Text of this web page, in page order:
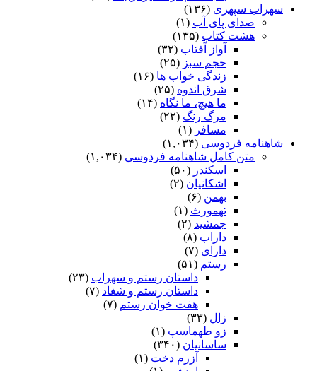
سهراب سپهری (۱۳۶)
صدای پای آب (۱)
هشت کتاب (۱۳۵)
آواز آفتاب (۳۲)
حجم سبز (۲۵)
زندگی خواب ها (۱۶)
شرق اندوه (۲۵)
ما هیچ، ما نگاه (۱۴)
مرگ رنگ (۲۲)
مسافر (۱)
شاهنامه فردوسی (۱,۰۳۴)
متن کامل شاهنامه فردوسی (۱,۰۳۴)
اسکندر (۵۰)
اشکانیان (۲)
بهمن (۶)
تهمورث (۱)
جمشید (۲)
داراب (۸)
دارای (۷)
رستم (۵۱)
داستان رستم و سهراب (۲۳)
داستان رستم و شغاد (۷)
هفت خوان رستم‏ (۷)
زال (۳۳)
زو طهماسپ‏ (۱)
ساسانیان (۳۴۰)
آزرم دخت (۱)